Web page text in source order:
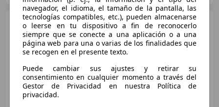
BMW X3xDrive30e 220 kW
(299 CV)
€ 56.900
Buen precio
02/2026
navegador, el idioma, el tamaño de la pantalla, las
tecnologías compatibles, etc.), pueden almacenarse
o leerse en tu dispositivo a fin de reconocerlo
siempre que se conecte a una aplicación o a una
página web para una o varias de los finalidades que
se recogen en el presente texto.
Puede cambiar sus ajustes y retirar su
consentimiento en cualquier momento a través del
Gestor de Privacidad en nuestra Política de
privacidad.